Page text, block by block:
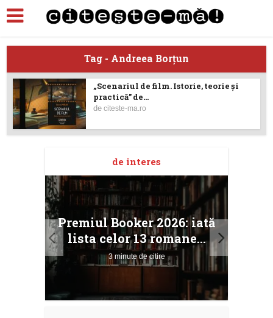
Tag - Andreea Borţun
„Scenariul de film. Istorie, teorie și
practică” de...
deciteste-ma.ro
de interes
Premiul Booker 2026: iată
lista celor 13 romane...
3 minute de citire